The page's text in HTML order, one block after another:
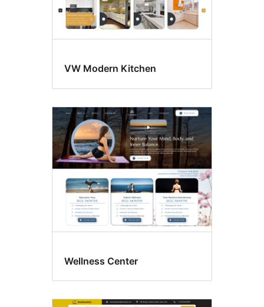
VW Modern Kitchen
Wellness Center